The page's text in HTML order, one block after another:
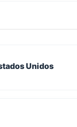
Unidos